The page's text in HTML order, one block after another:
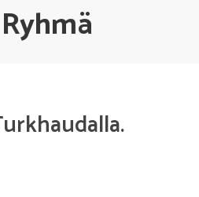
Ryhmä